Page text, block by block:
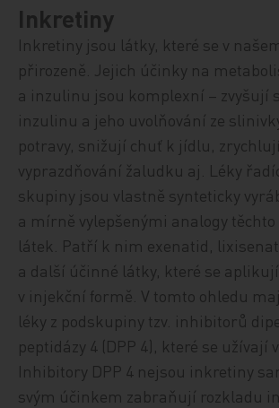
Inkretiny
Inkretiny jsou látky, které se v
přirozeně. Jejich účinky na
a inzulinu jsou komplexní – zvyšují
inzulinu a jeho uvolňování ze
potravy, snižují chuť k jídlu, zrychlují
vyprazdňování žaludku aj. Léky
skupiny jsou vlastně synteticky
a mírně vylepšenými analogy
látek. Patří k nim exenatid,
a další účinné látky, které se
v injekční formě. V tomto ohledu
léky z podskupiny tzv. inhibitorů
peptidázy 4 (DPP 4), které se užívají
Inhibitory DPP 4 nejsou inkretiny
svým účinkem zabraňují rozkladu